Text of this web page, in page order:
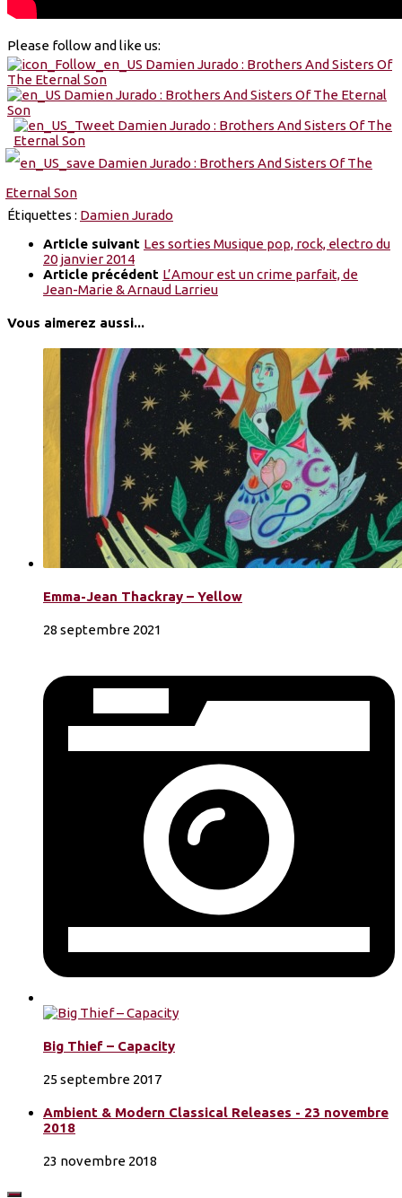
Please follow and like us:
Étiquettes : Damien Jurado
Article suivant Les sorties Musique pop, rock, electro du
20 janvier 2014
Article précédent L’Amour est un crime parfait, de
Jean-Marie & Arnaud Larrieu
Vous aimerez aussi...
Emma-Jean Thackray – Yellow
28 septembre 2021
Big Thief – Capacity
25 septembre 2017
Ambient & Modern Classical Releases - 23 novembre
2018
23 novembre 2018